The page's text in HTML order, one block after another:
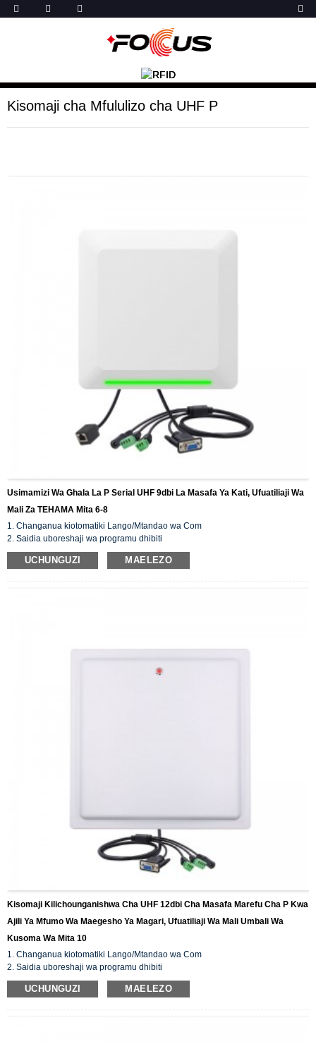
Kisomaji cha Mfululizo cha UHF P
Usimamizi Wa Ghala La P Serial UHF 9dbi La Masafa Ya Kati, Ufuatiliaji Wa
Mali Za TEHAMA Mita 6-8
1. Changanua kiotomatiki Lango/Mtandao wa Com
2. Saidia uboreshaji wa programu dhibiti
3. Saidia Usanidi wa Hamisha/Ingiza Usanidi
4. Lugha nyingi za nchi
UCHUNGUZI MAELEZO
Kisomaji Kilichounganishwa Cha UHF 12dbi Cha Masafa Marefu Cha P Kwa
Ajili Ya Mfumo Wa Maegesho Ya Magari, Ufuatiliaji Wa Mali Umbali Wa
Kusoma Wa Mita 10
1. Changanua kiotomatiki Lango/Mtandao wa Com
2. Saidia uboreshaji wa programu dhibiti
3. Saidia Usanidi wa Hamisha/Ingiza Usanidi
4. Lugha nyingi za nchi
UCHUNGUZI MAELEZO